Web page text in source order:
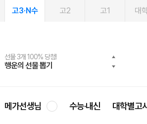
고3·N수 고2 고1 대
선물 3개 100% 당첨!
행운의 선물 뽑기
선물 100% 증정!
메가스터디 X 올리브
여름방학 스터디 캐시백
메가런 썸머스쿨
2027 러셀 단과
강사 공개선발
스마트러닝앱
설문 EVENT
메가패스
3일 무료 체험권
메가패스 수강생 무료혜택!
메가클럽 멤버십
사회공헌 캠페인
희망이룸 메가나눔
메가선생님 수능·내신 대학별고